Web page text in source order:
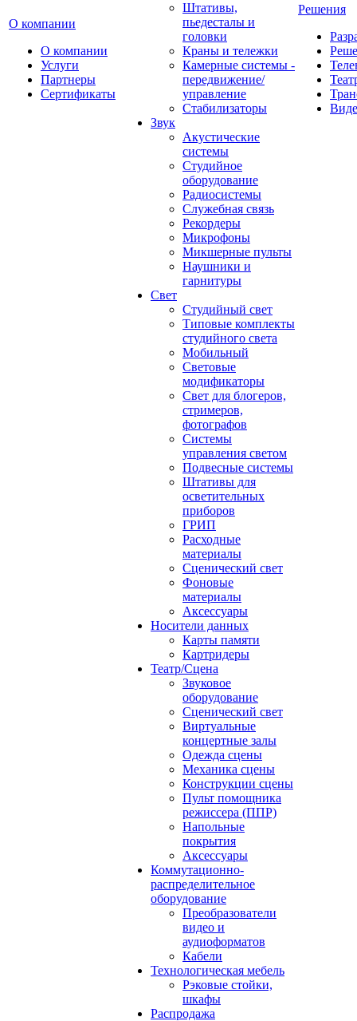
О компании
О компании
Услуги
Партнеры
Сертификаты
Штативы,
пьедесталы и
головки
Краны и тележки
Камерные системы -
передвижение/
управление
Стабилизаторы
Звук
Акустические
системы
Студийное
оборудование
Радиосистемы
Служебная связь
Рекордеры
Микрофоны
Микшерные пульты
Наушники и
гарнитуры
Свет
Студийный свет
Типовые комплекты
студийного света
Мобильный
Световые
модификаторы
Свет для блогеров,
стримеров,
фотографов
Системы
управления светом
Подвесные системы
Штативы для
осветительных
приборов
ГРИП
Расходные
материалы
Сценический свет
Фоновые
материалы
Аксессуары
Носители данных
Карты памяти
Картридеры
Театр/Сцена
Звуковое
оборудование
Сценический свет
Виртуальные
концертные залы
Одежда сцены
Механика сцены
Конструкции сцены
Пульт помощника
режиссера (ППР)
Напольные
покрытия
Аксессуары
Коммутационно-
распределительное
оборудование
Преобразователи
видео и
аудиоформатов
Кабели
Технологическая мебель
Рэковые стойки,
шкафы
Распродажа
Решения